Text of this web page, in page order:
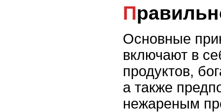
Основные
включают в
продуктов,
а также
нежареным